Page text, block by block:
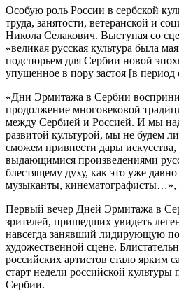
Особую роль России в сербской
труда, занятости, ветеранской и
Никола Селакович. Выступая со
«великая русская культура была
подспорьем для Сербии новой
упущенное в пору застоя [в период
«Дни Эрмитажа в Сербии
продолжение многовековой
между Сербией и Россией. И мы
развитой культурой, мы не будем
сможем привнести дары искусства,
выдающимися произведениями
блестящему духу, как это уже
музыканты, кинематографисты…»,
Первый вечер Дней Эрмитажа в
зрителей, пришедших увидеть
навсегда занявший лидирующую
художественной сцене.
российских артистов стало ярким
старт недели российской
Сербии.